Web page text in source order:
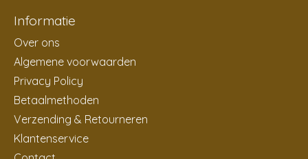
Informatie
Over ons
Algemene voorwaarden
Privacy Policy
Betaalmethoden
Verzending & Retourneren
Klantenservice